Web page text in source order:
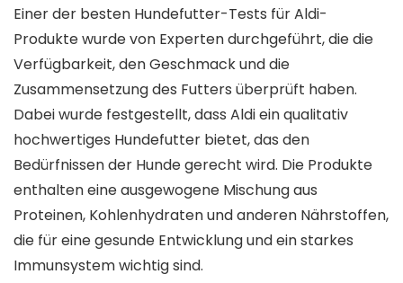
Einer der besten Hundefutter-Tests für Aldi-
Produkte wurde von Experten durchgeführt, die die
Verfügbarkeit, den Geschmack und die
Zusammensetzung des Futters überprüft haben.
Dabei wurde festgestellt, dass Aldi ein qualitativ
hochwertiges Hundefutter bietet, das den
Bedürfnissen der Hunde gerecht wird. Die Produkte
enthalten eine ausgewogene Mischung aus
Proteinen, Kohlenhydraten und anderen Nährstoffen,
die für eine gesunde Entwicklung und ein starkes
Immunsystem wichtig sind.